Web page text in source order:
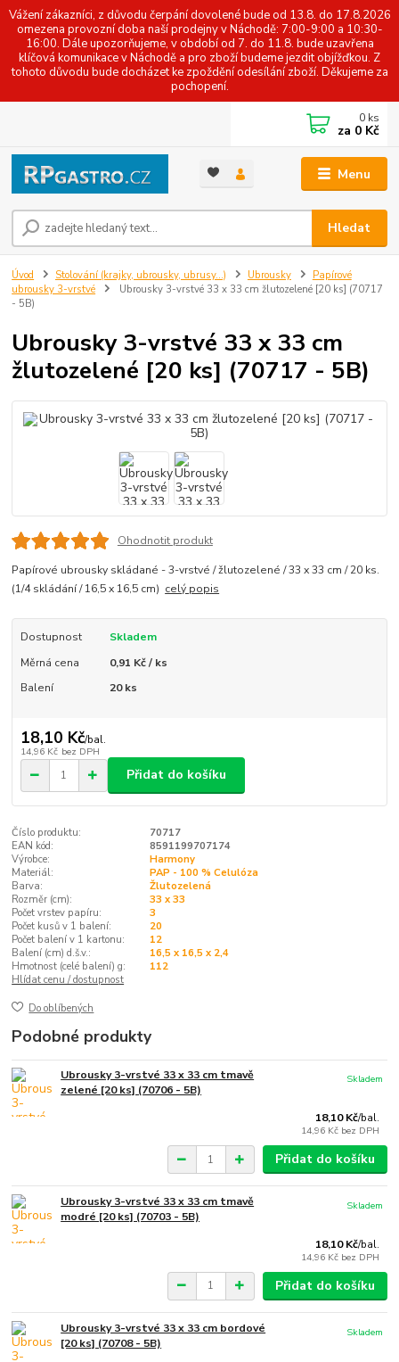
Vážení zákazníci, z důvodu čerpání dovolené bude od 13.8. do 17.8.2026
omezena provozní doba naší prodejny v Náchodě: 7:00-9:00 a 10:30-
16:00. Dále upozorňujeme, v období od 7. do 11.8. bude uzavřena
klíčová komunikace v Náchodě a pro zboží budeme jezdit objížďkou. Z
tohoto důvodu bude docházet ke zpoždění odesílání zboží. Děkujeme za
pochopení.
Menu
Hledat
0 ks
za 0 Kč
Úvod Stolování (krajky, ubrousky, ubrusy...) Ubrousky
Papírové
ubrousky 3-vrstvé
Ubrousky 3-vrstvé 33 x 33 cm žlutozelené [20 ks] (70717
- 5B)
Ubrousky 3-vrstvé 33 x 33 cm
žlutozelené [20 ks] (70717 - 5B)
Ohodnotit produkt
Papírové ubrousky skládané - 3-vrstvé / žlutozelené / 33 x 33 cm / 20 ks.
(1/4 skládání / 16,5 x 16,5 cm) celý popis
Dostupnost
Skladem
Měrná cena
0,91 Kč / ks
Balení
20 ks
18,10 Kč/bal.
14,96 Kč bez DPH
Přidat do košíku
Číslo produktu:
70717
EAN kód:
8591199707174
Výrobce:
Harmony
Materiál:
PAP - 100 % Celulóza
Barva:
Žlutozelená
Rozměr (cm):
33 x 33
Počet vrstev papíru:
3
Počet kusů v 1 balení:
20
Počet balení v 1 kartonu:
12
Balení (cm) d.š.v.:
16,5 x 16,5 x 2,4
Hmotnost (celé balení) g:
112
Hlídat cenu / dostupnost
Do oblíbených
Podobné produkty
Ubrousky 3-vrstvé 33 x 33 cm tmavě
zelené [20 ks] (70706 - 5B)
18,10 Kč/bal.
14,96 Kč bez DPH
Skladem
Přidat do košíku
Ubrousky 3-vrstvé 33 x 33 cm tmavě
modré [20 ks] (70703 - 5B)
18,10 Kč/bal.
14,96 Kč bez DPH
Skladem
Přidat do košíku
Ubrousky 3-vrstvé 33 x 33 cm bordové
[20 ks] (70708 - 5B)
Skladem